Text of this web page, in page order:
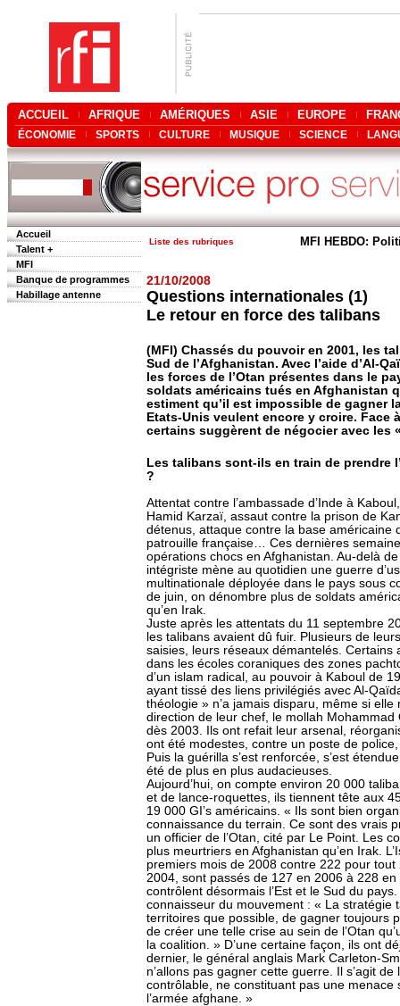
ACCUEIL AFRIQUE AMÉRIQUES ASIE EUROPE
ÉCONOMIE SPORTS CULTURE MUSIQUE SCIENCE
Accueil
Talent +
MFI
Banque de programmes
Habillage antenne
Liste des rubriques MFI HEBDO:
21/10/2008
Questions internationales (1)
Le retour en force des talibans
(MFI) Chassés du pouvoir en 2001, les
Sud de l’Afghanistan. Avec l’aide d’Al-
les forces de l’Otan présentes dans le
soldats américains tués en Afghanistan
estiment qu’il est impossible de gagner
Etats-Unis veulent encore y croire. Face
certains suggèrent de négocier avec les
Les talibans sont-ils en train de prendre
?
Attentat contre l’ambassade d’Inde à
Hamid Karzaï, assaut contre la prison de
détenus, attaque contre la base américaine
patrouille française… Ces dernières
opérations chocs en Afghanistan. Au-delà
intégriste mène au quotidien une guerre
multinationale déployée dans le pays sous
de juin, on dénombre plus de soldats
qu’en Irak.
Juste après les attentats du 11 septembre
les talibans avaient dû fuir. Plusieurs de
saisies, leurs réseaux démantelés.
dans les écoles coraniques des zones
d’un islam radical, au pouvoir à Kaboul de
ayant tissé des liens privilégiés avec Al-
théologie » n’a jamais disparu, même si
direction de leur chef, le mollah
dès 2003. Ils ont refait leur arsenal,
ont été modestes, contre un poste de
Puis la guérilla s’est renforcée, s’est
été de plus en plus audacieuses.
Aujourd’hui, on compte environ 20 000
et de lance-roquettes, ils tiennent tête aux
19 000 GI’s américains. « Ils sont bien
connaissance du terrain. Ce sont des vrais
un officier de l’Otan, cité par Le Point. Les
plus meurtriers en Afghanistan qu’en Irak.
premiers mois de 2008 contre 222 pour
2004, sont passés de 127 en 2006 à 228
contrôlent désormais l’Est et le Sud du
connaisseur du mouvement : « La stratégie
territoires que possible, de gagner toujours
de créer une telle crise au sein de l’Otan
la coalition. » D’une certaine façon, ils ont
dernier, le général anglais Mark Carleton-
n’allons pas gagner cette guerre. Il s’agit
contrôlable, ne constituant pas une
l’armée afghane. »